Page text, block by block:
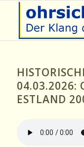
04.03.2026:
ESTLAND